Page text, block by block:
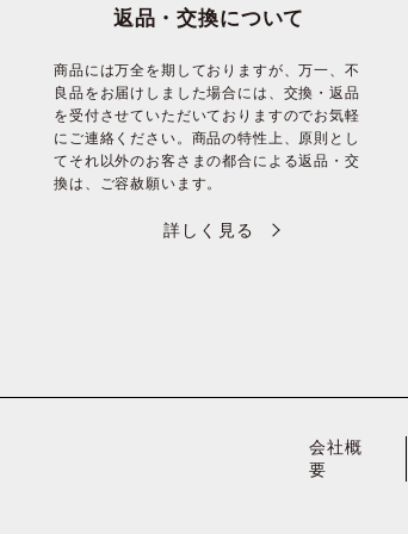
返品・交換について
商品には万全を期しておりますが、万一、不
良品をお届けしました場合には、交換・返品
を受付させていただいておりますのでお気軽
にご連絡ください。商品の特性上、原則とし
てそれ以外のお客さまの都合による返品・交
換は、ご容赦願います。
詳しく見る
会社概
要